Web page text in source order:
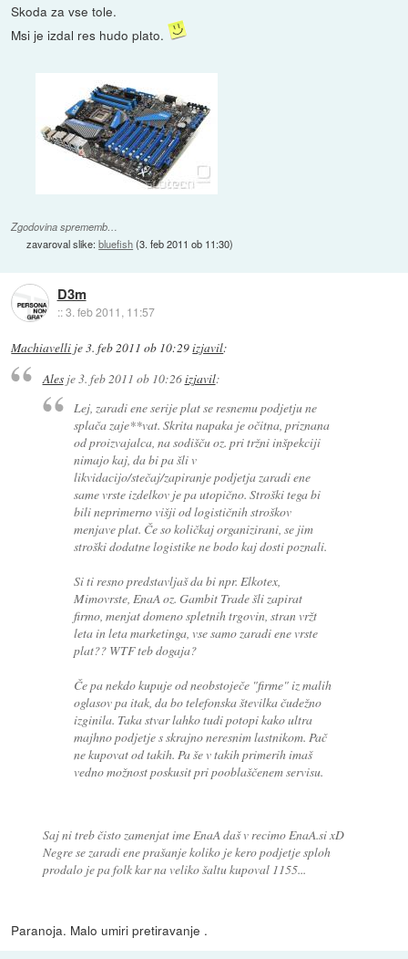
Skoda za vse tole.
Msi je izdal res hudo plato.
Zgodovina sprememb…
zavaroval slike:bluefish(3. feb 2011 ob 11:30)
D3m
::3. feb 2011, 11:57
Machiavelli je3. feb 2011 ob 10:29izjavil:
Alesje3. feb 2011 ob 10:26izjavil:
Lej, zaradi ene serije plat se resnemu podjetju ne
splača zaje**vat. Skrita napaka je očitna, priznana
od proizvajalca, na sodišču oz. pri tržni inšpekciji
nimajo kaj, da bi pa šli v
likvidacijo/stečaj/zapiranje podjetja zaradi ene
same vrste izdelkov je pa utopično. Stroški tega bi
bili neprimerno višji od logističnih stroškov
menjave plat. Če so količkaj organizirani, se jim
stroški dodatne logistike ne bodo kaj dosti poznali.
Si ti resno predstavljaš da bi npr. Elkotex,
Mimovrste, EnaA oz. Gambit Trade šli zapirat
firmo, menjat domeno spletnih trgovin, stran vržt
leta in leta marketinga, vse samo zaradi ene vrste
plat?? WTF teb dogaja?
Če pa nekdo kupuje od neobstoječe "firme" iz malih
oglasov pa itak, da bo telefonska številka čudežno
izginila. Taka stvar lahko tudi potopi kako ultra
majhno podjetje s skrajno neresnim lastnikom. Pač
ne kupovat od takih. Pa še v takih primerih imaš
vedno možnost poskusit pri pooblaščenem servisu.
Saj ni treb čisto zamenjat ime EnaA daš v recimo EnaA.si xD
Negre se zaradi ene prašanje koliko je kero podjetje sploh
prodalo je pa folk kar na veliko šaltu kupoval 1155...
Paranoja. Malo umiri pretiravanje .